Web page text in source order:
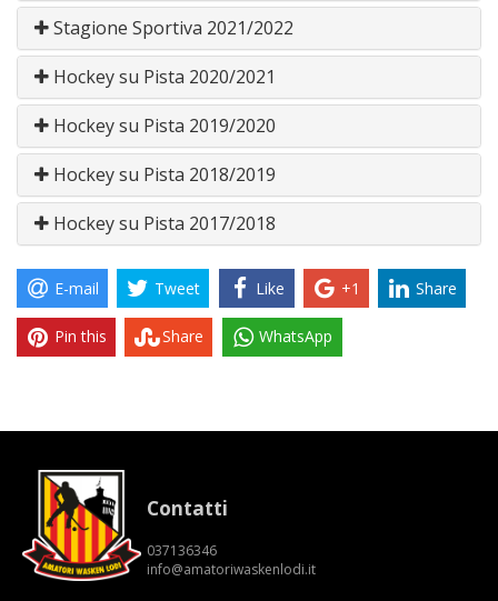
Stagione Sportiva 2021/2022
Hockey su Pista 2020/2021
Hockey su Pista 2019/2020
Hockey su Pista 2018/2019
Hockey su Pista 2017/2018
E-mail Tweet Like +1 Share
Pin this Share WhatsApp
Contatti
037136346
info@amatoriwaskenlodi.it